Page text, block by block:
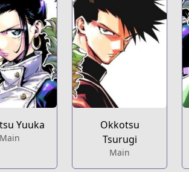
Yuuka
Main
Okkotsu
Tsurugi
Main